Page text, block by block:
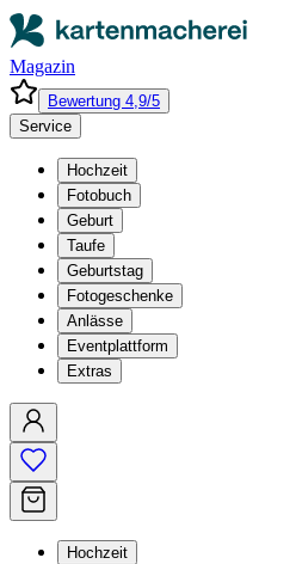
Magazin
Bewertung 4,9/5
Service
Hochzeit
Fotobuch
Geburt
Taufe
Geburtstag
Fotogeschenke
Anlässe
Eventplattform
Extras
Hochzeit